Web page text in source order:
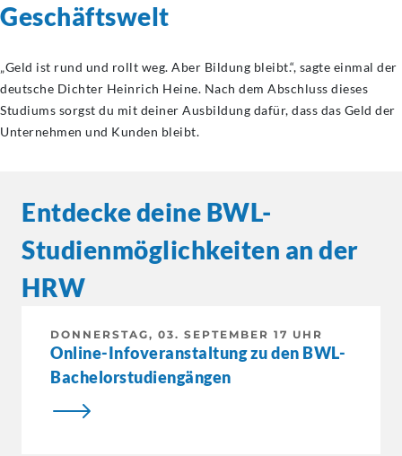
Geschäftswelt
„Geld ist rund und rollt weg. Aber Bildung bleibt.“, sagte einmal der
deutsche Dichter Heinrich Heine. Nach dem Abschluss dieses
Studiums sorgst du mit deiner Ausbildung dafür, dass das Geld der
Unternehmen und Kunden bleibt.
Entdecke deine BWL-
Studienmöglichkeiten an der
HRW
DONNERSTAG, 03. SEPTEMBER 17 UHR
Online-Infoveranstaltung zu den BWL-
Bachelorstudiengängen